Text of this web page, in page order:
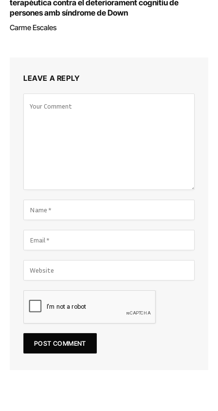
terapèutica contra el deteriorament cognitiu de
persones amb síndrome de Down
Carme Escales
LEAVE A REPLY